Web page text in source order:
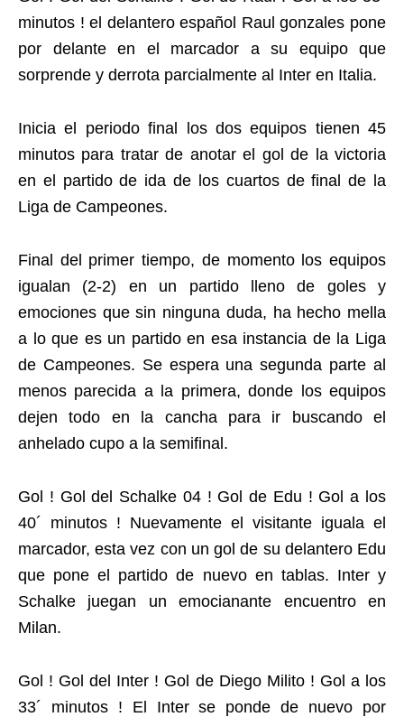
minutos ! el delantero español Raul gonzales pone
por delante en el marcador a su equipo que
sorprende y derrota parcialmente al Inter en Italia.
Inicia el periodo final los dos equipos tienen 45
minutos para tratar de anotar el gol de la victoria
en el partido de ida de los cuartos de final de la
Liga de Campeones.
Final del primer tiempo, de momento los equipos
igualan (2-2) en un partido lleno de goles y
emociones que sin ninguna duda, ha hecho mella
a lo que es un partido en esa instancia de la Liga
de Campeones. Se espera una segunda parte al
menos parecida a la primera, donde los equipos
dejen todo en la cancha para ir buscando el
anhelado cupo a la semifinal.
Gol ! Gol del Schalke 04 ! Gol de Edu ! Gol a los
40´ minutos ! Nuevamente el visitante iguala el
marcador, esta vez con un gol de su delantero Edu
que pone el partido de nuevo en tablas. Inter y
Schalke juegan un emocianante encuentro en
Milan.
Gol ! Gol del Inter ! Gol de Diego Milito ! Gol a los
33´ minutos ! El Inter se ponde de nuevo por